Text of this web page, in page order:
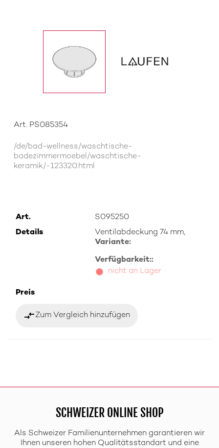
Art. PS085354
/de/bad-wellness/waschtische-
badezimmermoebel/waschtische-
keramik/-123320.html
Art.
S095250
Details
Ventilabdeckung 74 mm,
Variante:
Verfügbarkeit::
nicht an Lager
Preis
compare_arrowsZum Vergleich hinzufügen
SCHWEIZER ONLINE SHOP
Als Schweizer Familienunternehmen garantieren wir
Ihnen unseren hohen Qualitätsstandart und eine